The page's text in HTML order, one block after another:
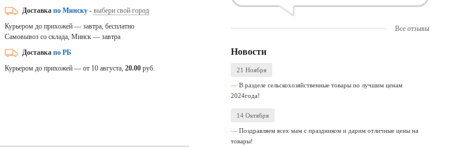
Доставка по Минску- выбери свой город
Курьером до прихожей — завтра, бесплатно
Самовывоз со склада, Минск — завтра
Доставка по РБ
Курьером до прихожей — от 10 августа, 20.00 руб.
Все отзывы
Новости
21 Ноября
В разделе сельскохозяйственные товары по лучшим ценам
2024года!
14 Октября
Поздравляем всех мам с праздником и дарим отличные цены на
товары!